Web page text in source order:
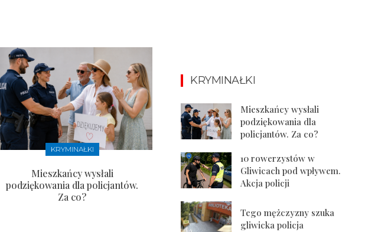
KRYMINAŁKI
Mieszkańcy wysłali
podziękowania dla policjantów.
Za co?
KRYMINAŁKI
Mieszkańcy wysłali
podziękowania dla
policjantów. Za co?
10 rowerzystów w
Gliwicach pod wpływem.
Akcja policji
Tego mężczyzny szuka
gliwicka policja